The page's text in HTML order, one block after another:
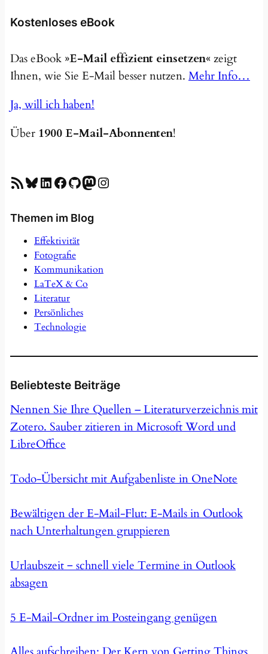
Kostenloses eBook
Das eBook »E-Mail effizient einsetzen«zeigt
Ihnen, wie Sie E-Mail besser nutzen. Mehr Info…
Ja, will ich haben!
Über 1900 E-Mail-Abonnenten!
RSS-Feed Bluesky LinkedIn Facebook GitHub Mastodon Instagram
Themen im Blog
Effektivität
Fotografie
Kommunikation
LaTeX & Co
Literatur
Persönliches
Technologie
Beliebteste Beiträge
Nennen Sie Ihre Quellen – Literaturverzeichnis mit
Zotero. Sauber zitieren in Microsoft Word und
LibreOffice
Todo-Übersicht mit Aufgabenliste in OneNote
Bewältigen der E-Mail-Flut: E-Mails in Outlook
nach Unterhaltungen gruppieren
Urlaubszeit ‒ schnell viele Termine in Outlook
absagen
5 E-Mail-Ordner im Posteingang genügen